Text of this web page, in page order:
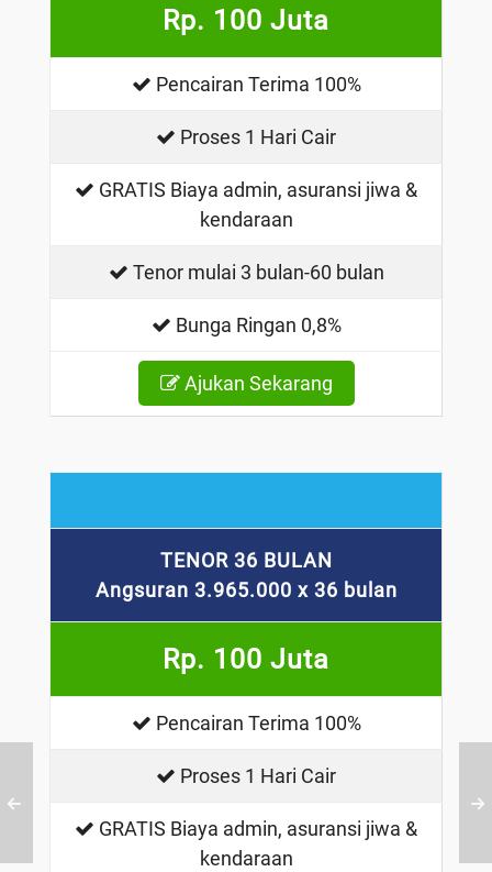
Rp. 100 Juta
Pencairan Terima 100%
Proses 1 Hari Cair
GRATIS Biaya admin, asuransi jiwa &
kendaraan
Tenor mulai 3 bulan-60 bulan
Bunga Ringan 0,8%
Ajukan Sekarang
TENOR 36 BULAN
Angsuran 3.965.000 x 36 bulan
Rp. 100 Juta
Pencairan Terima 100%
Proses 1 Hari Cair
GRATIS Biaya admin, asuransi jiwa &
kendaraan